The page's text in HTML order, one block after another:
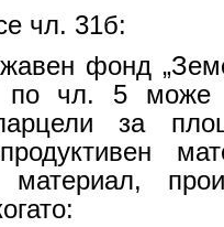
чл. 31б:
фонд
по чл. 5 може
за
материал,